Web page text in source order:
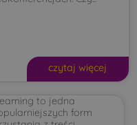
czytaj więcej
to jedna
form